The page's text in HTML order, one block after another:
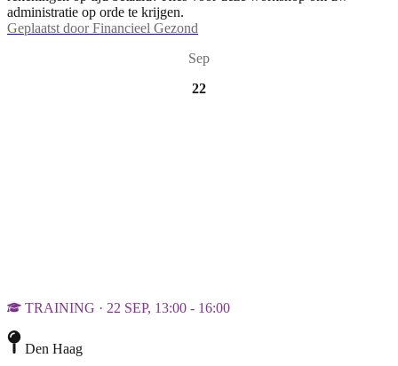
administratie op orde te krijgen.
Geplaatst door Financieel Gezond
Sep
22
TRAINING · 22 SEP, 13:00 - 16:00
Den Haag